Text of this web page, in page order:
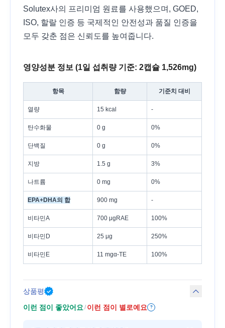
Solutex사의 프리미엄 원료를 사용했으며, GOED,
ISO, 할랄 인증 등 국제적인 안전성과 품질 인증을
모두 갖춘 점은 신뢰도를 높여줍니다.
영양성분 정보 (1일 섭취량 기준: 2캡슐 1,526mg)
항목 함량 기준치 대비
열량 15 kcal -
탄수화물 0 g 0%
단백질 0 g 0%
지방 1.5 g 3%
나트륨 0 mg 0%
EPA+DHA의 합 900 mg -
비타민A 700 μgRAE 100%
비타민D 25 μg 250%
비타민E 11 mgα-TE 100%
상품평
이런 점이 좋았어요/ 이런 점이 별로예요 ?